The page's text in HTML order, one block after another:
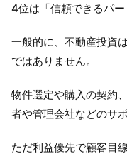
4位は「信頼できるパー
一般的に、不動産投資
ではありません。
物件選定や購入の契約
者や管理会社などのサ
ただ利益優先で顧客目